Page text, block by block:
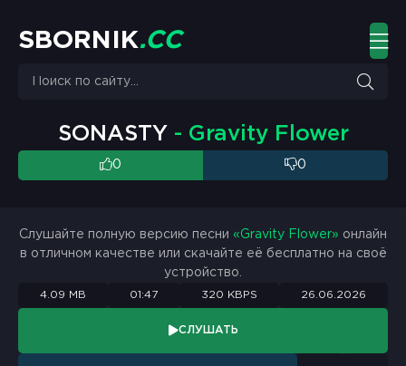
S BO R N K.CC
SONASTY - Gravity Flower
0 0
Слушайте полную версию песни «Gravity Flower» онлайн
в отличном качестве или скачайте её бесплатно на своё
устройство.
4.09 MB 01:47 320 KBPS 26.06.2026
СЛУШАТЬ